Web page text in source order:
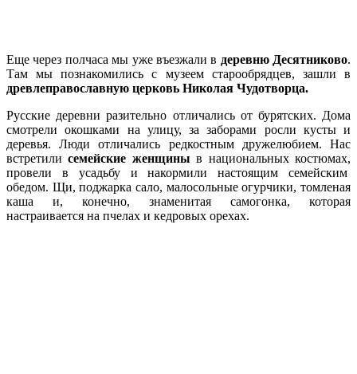
Еще через полчаса мы уже въезжали в деревню Десятниково.
Там мы познакомились с музеем старообрядцев, зашли в
древлеправославную церковь Николая Чудотворца.
Русские деревни разительно отличались от бурятских. Дома
смотрели окошками на улицу, за заборами росли кусты и
деревья. Люди отличались редкостным дружелюбием. Нас
встретили семейские женщины в национальных костюмах,
провели в усадьбу и накормили настоящим семейским
обедом. Щи, поджарка сало, малосольные огурчики, томленая
каша и, конечно, знаменитая самогонка, которая
настраивается на пчелах и кедровых орехах.